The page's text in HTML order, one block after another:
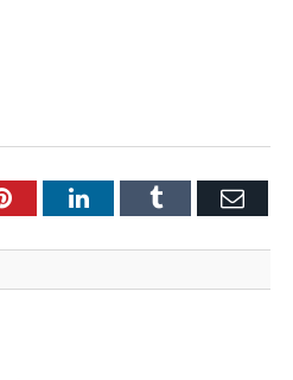
PinterestLinkedInTumblr Email